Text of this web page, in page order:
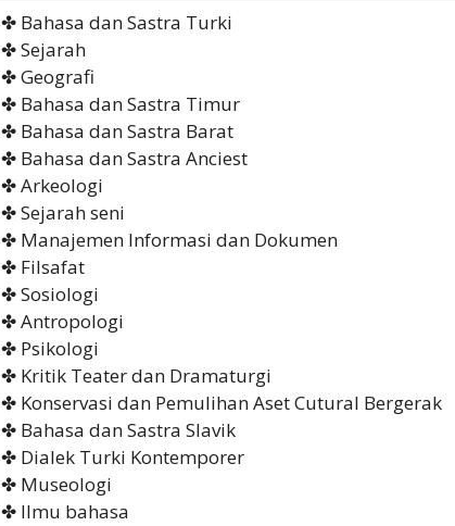
✤ Bahasa dan Sastra Turki
✤ Sejarah
✤ Geografi
✤ Bahasa dan Sastra Timur
✤ Bahasa dan Sastra Barat
✤ Bahasa dan Sastra Anciest
✤ Arkeologi
✤ Sejarah seni
✤ Manajemen Informasi dan Dokumen
✤ Filsafat
✤ Sosiologi
✤ Antropologi
✤ Psikologi
✤ Kritik Teater dan Dramaturgi
✤ Konservasi dan Pemulihan Aset Cutural Bergerak
✤ Bahasa dan Sastra Slavik
✤ Dialek Turki Kontemporer
✤ Museologi
✤ Ilmu bahasa